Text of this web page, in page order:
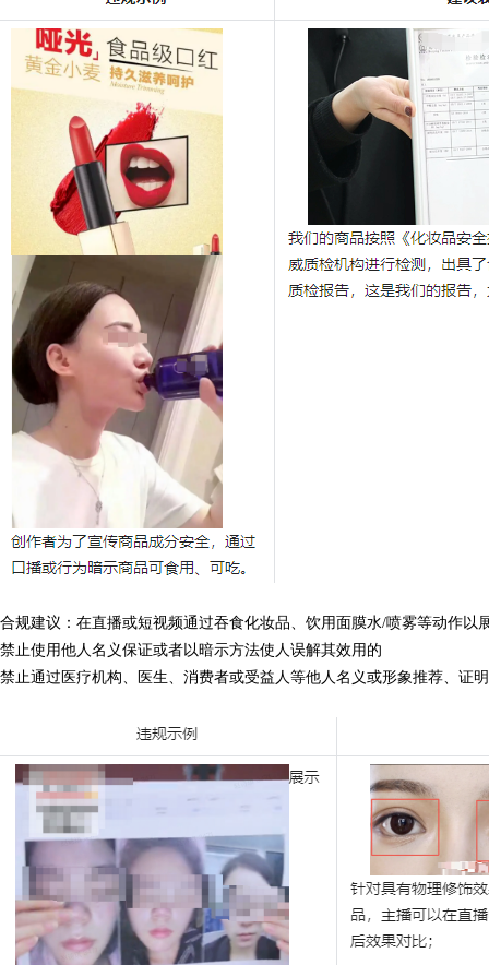
合规建议 ：在直播或短视频通过吞食化妆品、饮用面膜水/喷雾等动作以
禁止使用他人名义保证或者以暗示方法使人误解其效用的
禁止通过医疗机构、医生、消费者或受益人等他人名义或形象推荐、证